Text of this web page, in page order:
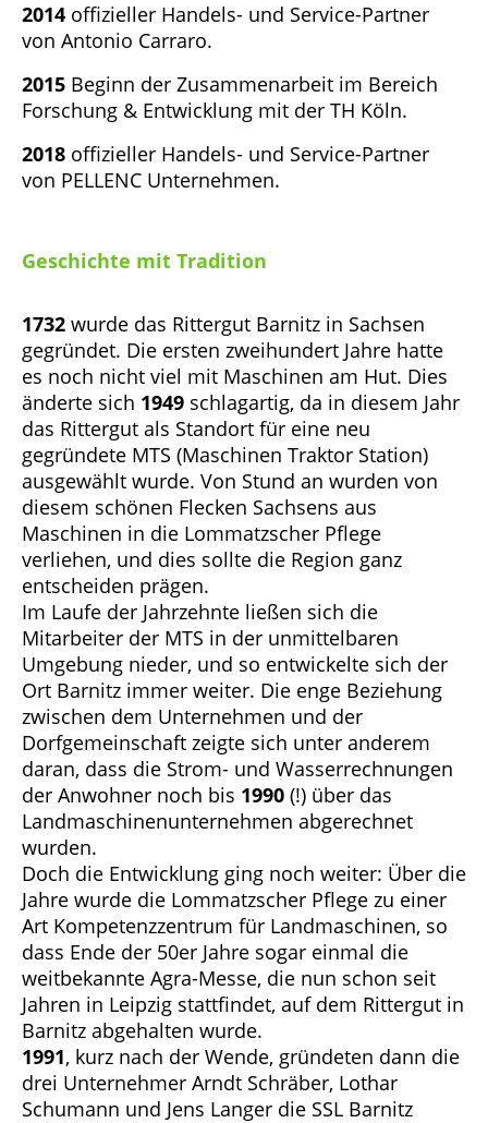
2014 offizieller Handels- und Service-Partner
von Antonio Carraro.
2015 Beginn der Zusammenarbeit im Bereich
Forschung & Entwicklung mit der TH Köln.
2018 offizieller Handels- und Service-Partner
von PELLENC Unternehmen.
Geschichte mit Tradition
1732 wurde das Rittergut Barnitz in Sachsen
gegründet. Die ersten zweihundert Jahre hatte
es noch nicht viel mit Maschinen am Hut. Dies
änderte sich 1949 schlagartig, da in diesem Jahr
das Rittergut als Standort für eine neu
gegründete MTS (Maschinen Traktor Station)
ausgewählt wurde. Von Stund an wurden von
diesem schönen Flecken Sachsens aus
Maschinen in die Lommatzscher Pflege
verliehen, und dies sollte die Region ganz
entscheiden prägen.
Im Laufe der Jahrzehnte ließen sich die
Mitarbeiter der MTS in der unmittelbaren
Umgebung nieder, und so entwickelte sich der
Ort Barnitz immer weiter. Die enge Beziehung
zwischen dem Unternehmen und der
Dorfgemeinschaft zeigte sich unter anderem
daran, dass die Strom- und Wasserrechnungen
der Anwohner noch bis 1990 (!) über das
Landmaschinenunternehmen abgerechnet
wurden.
Doch die Entwicklung ging noch weiter: Über die
Jahre wurde die Lommatzscher Pflege zu einer
Art Kompetenzzentrum für Landmaschinen, so
dass Ende der 50er Jahre sogar einmal die
weitbekannte Agra-Messe, die nun schon seit
Jahren in Leipzig stattfindet, auf dem Rittergut in
Barnitz abgehalten wurde.
1991, kurz nach der Wende, gründeten dann die
drei Unternehmer Arndt Schräber, Lothar
Schumann und Jens Langer die SSL Barnitz